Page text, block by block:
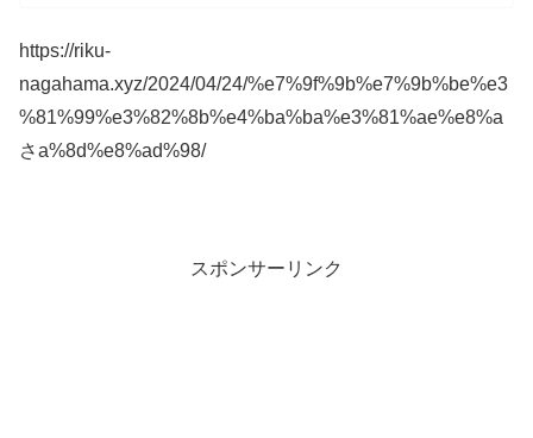
https://riku-
nagahama.xyz/2024/04/24/%e7%9f%9b%e7%9b%be%e3
%81%99%e3%82%8b%e4%ba%ba%e3%81%ae%e8%a
さa%8d%e8%ad%98/
スポンサーリンク